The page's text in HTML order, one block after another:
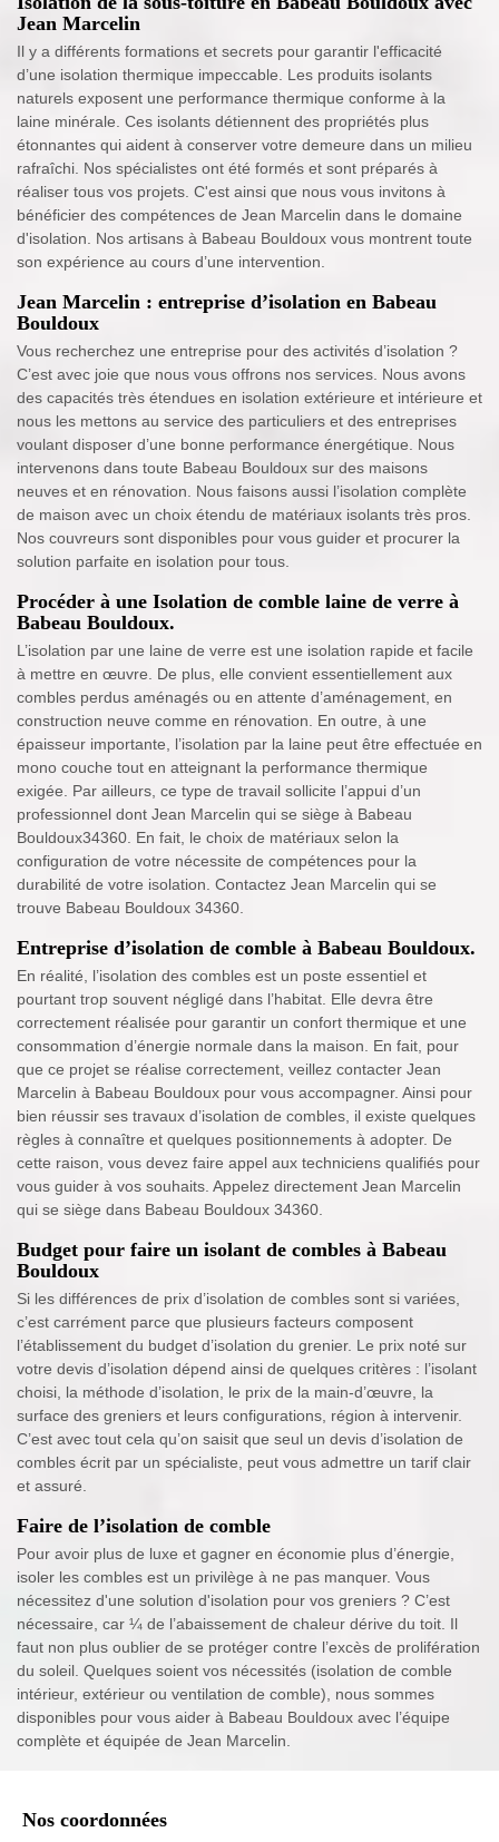
Jean Marcelin
Il y a différents formations et secrets pour garantir l'efficacité
d’une isolation thermique impeccable. Les produits isolants
naturels exposent une performance thermique conforme à la
laine minérale. Ces isolants détiennent des propriétés plus
étonnantes qui aident à conserver votre demeure dans un milieu
rafraîchi. Nos spécialistes ont été formés et sont préparés à
réaliser tous vos projets. C'est ainsi que nous vous invitons à
bénéficier des compétences de Jean Marcelin dans le domaine
d'isolation. Nos artisans à Babeau Bouldoux vous montrent toute
son expérience au cours d’une intervention.
Jean Marcelin : entreprise d’isolation en Babeau
Bouldoux
Vous recherchez une entreprise pour des activités d’isolation ?
C’est avec joie que nous vous offrons nos services. Nous avons
des capacités très étendues en isolation extérieure et intérieure et
nous les mettons au service des particuliers et des entreprises
voulant disposer d’une bonne performance énergétique. Nous
intervenons dans toute Babeau Bouldoux sur des maisons
neuves et en rénovation. Nous faisons aussi l’isolation complète
de maison avec un choix étendu de matériaux isolants très pros.
Nos couvreurs sont disponibles pour vous guider et procurer la
solution parfaite en isolation pour tous.
Procéder à une Isolation de comble laine de verre à
Babeau Bouldoux.
L’isolation par une laine de verre est une isolation rapide et facile
à mettre en œuvre. De plus, elle convient essentiellement aux
combles perdus aménagés ou en attente d’aménagement, en
construction neuve comme en rénovation. En outre, à une
épaisseur importante, l’isolation par la laine peut être effectuée en
mono couche tout en atteignant la performance thermique
exigée. Par ailleurs, ce type de travail sollicite l’appui d’un
professionnel dont Jean Marcelin qui se siège à Babeau
Bouldoux34360. En fait, le choix de matériaux selon la
configuration de votre nécessite de compétences pour la
durabilité de votre isolation. Contactez Jean Marcelin qui se
trouve Babeau Bouldoux 34360.
Entreprise d’isolation de comble à Babeau Bouldoux.
En réalité, l’isolation des combles est un poste essentiel et
pourtant trop souvent négligé dans l’habitat. Elle devra être
correctement réalisée pour garantir un confort thermique et une
consommation d’énergie normale dans la maison. En fait, pour
que ce projet se réalise correctement, veillez contacter Jean
Marcelin à Babeau Bouldoux pour vous accompagner. Ainsi pour
bien réussir ses travaux d’isolation de combles, il existe quelques
règles à connaître et quelques positionnements à adopter. De
cette raison, vous devez faire appel aux techniciens qualifiés pour
vous guider à vos souhaits. Appelez directement Jean Marcelin
qui se siège dans Babeau Bouldoux 34360.
Budget pour faire un isolant de combles à Babeau
Bouldoux
Si les différences de prix d’isolation de combles sont si variées,
c’est carrément parce que plusieurs facteurs composent
l’établissement du budget d’isolation du grenier. Le prix noté sur
votre devis d’isolation dépend ainsi de quelques critères : l’isolant
choisi, la méthode d’isolation, le prix de la main-d’œuvre, la
surface des greniers et leurs configurations, région à intervenir.
C’est avec tout cela qu’on saisit que seul un devis d’isolation de
combles écrit par un spécialiste, peut vous admettre un tarif clair
et assuré.
Faire de l’isolation de comble
Pour avoir plus de luxe et gagner en économie plus d’énergie,
isoler les combles est un privilège à ne pas manquer. Vous
nécessitez d'une solution d'isolation pour vos greniers ? C’est
nécessaire, car ¼ de l’abaissement de chaleur dérive du toit. Il
faut non plus oublier de se protéger contre l’excès de prolifération
du soleil. Quelques soient vos nécessités (isolation de comble
intérieur, extérieur ou ventilation de comble), nous sommes
disponibles pour vous aider à Babeau Bouldoux avec l’équipe
complète et équipée de Jean Marcelin.
Nos coordonnées